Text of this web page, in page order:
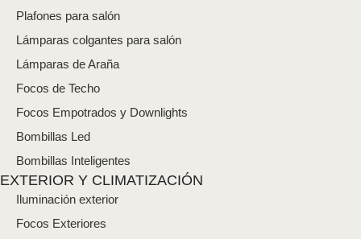
ó
n
i
o
Plafones para salón
Lámparas colgantes para salón
Lámparas de Araña
Focos de Techo
Focos Empotrados y Downlights
Bombillas Led
Bombillas Inteligentes
EXTERIOR Y CLIMATIZACIÓN
Iluminación exterior
Focos Exteriores